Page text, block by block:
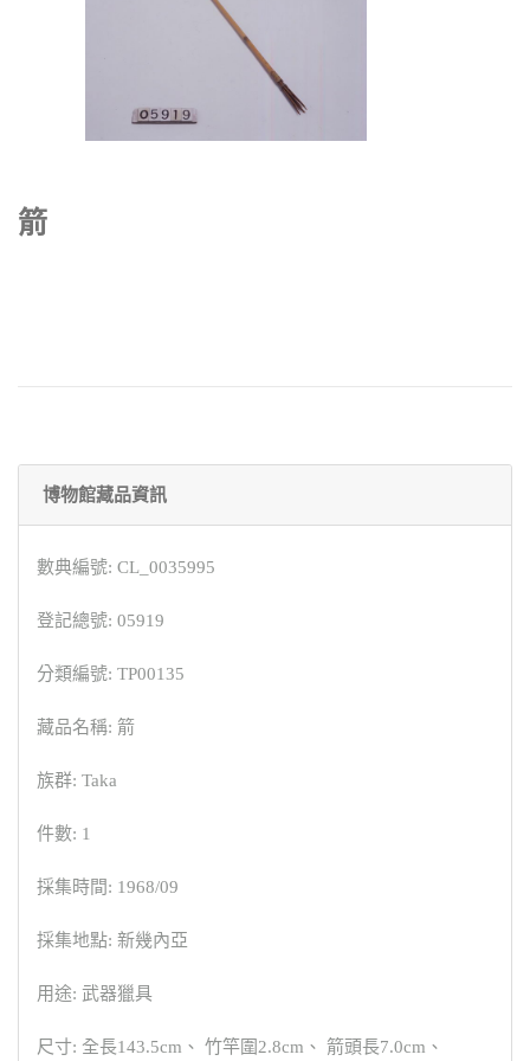
箭
博物館藏品資訊
數典編號: CL_0035995
登記總號: 05919
分類編號: TP00135
藏品名稱: 箭
族群: Taka
件數: 1
採集時間: 1968/09
採集地點: 新幾內亞
用途: 武器獵具
尺寸: 全長143.5cm、 竹竿圍2.8cm、 箭頭長7.0cm、